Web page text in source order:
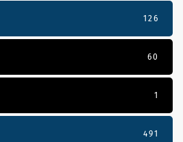
126
60
1
491